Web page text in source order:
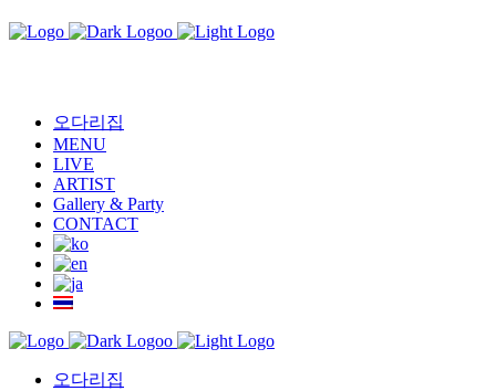
오다리집
MENU
LIVE
ARTIST
Gallery & Party
CONTACT
오다리집